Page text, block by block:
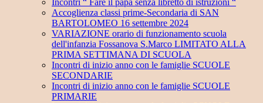
Incontri “ Fare il papà senza libretto di istruzioni “
Accoglienza classi prime-Secondaria di SAN
BARTOLOMEO 16 settembre 2024
VARIAZIONE orario di funzionamento scuola
dell'infanzia Fossanova S.Marco LIMITATO ALLA
PRIMA SETTIMANA DI SCUOLA
Incontri di inizio anno con le famiglie SCUOLE
SECONDARIE
Incontri di inizio anno con le famiglie SCUOLE
PRIMARIE